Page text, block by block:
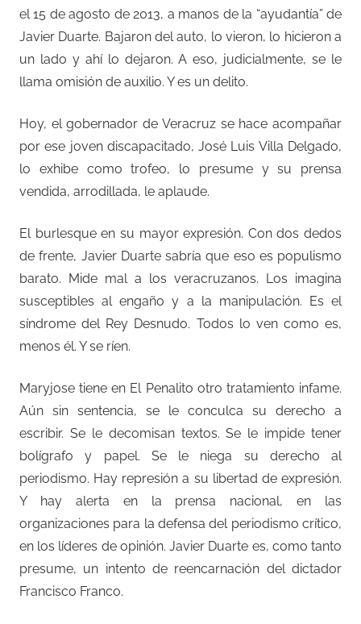
el 15 de agosto de 2013, a manos de la “ayudantía” de
Javier Duarte. Bajaron del auto, lo vieron, lo hicieron a
un lado y ahí lo dejaron. A eso, judicialmente, se le
llama omisión de auxilio. Y es un delito.
Hoy, el gobernador de Veracruz se hace acompañar
por ese joven discapacitado, José Luis Villa Delgado,
lo exhibe como trofeo, lo presume y su prensa
vendida, arrodillada, le aplaude.
El burlesque en su mayor expresión. Con dos dedos
de frente, Javier Duarte sabría que eso es populismo
barato. Mide mal a los veracruzanos. Los imagina
susceptibles al engaño y a la manipulación. Es el
síndrome del Rey Desnudo. Todos lo ven como es,
menos él. Y se ríen.
Maryjose tiene en El Penalito otro tratamiento infame.
Aún sin sentencia, se le conculca su derecho a
escribir. Se le decomisan textos. Se le impide tener
bolígrafo y papel. Se le niega su derecho al
periodismo. Hay represión a su libertad de expresión.
Y hay alerta en la prensa nacional, en las
organizaciones para la defensa del periodismo crítico,
en los líderes de opinión. Javier Duarte es, como tanto
presume, un intento de reencarnación del dictador
Francisco Franco.